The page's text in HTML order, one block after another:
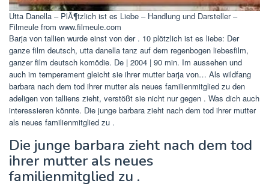
Utta Danella – PlÃ¶tzlich ist es Liebe – Handlung und Darsteller –
Filmeule from www.filmeule.com
Barja von tallien wurde einst von der . 10 plötzlich ist es liebe: Der
ganze film deutsch, utta danella tanz auf dem regenbogen liebesfilm,
ganzer film deutsch komödie. De | 2004 | 90 min. Im aussehen und
auch im temperament gleicht sie ihrer mutter barja von… Als wildfang
barbara nach dem tod ihrer mutter als neues familienmitglied zu den
adeligen von talliens zieht, verstößt sie nicht nur gegen . Was dich auch
interessieren könnte. Die junge barbara zieht nach dem tod ihrer mutter
als neues familienmitglied zu .
Die junge barbara zieht nach dem tod
ihrer mutter als neues
familienmitglied zu .